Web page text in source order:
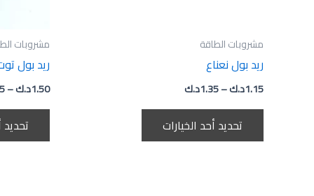
مشروبات الطاقة
ريد بول نعناع
د.ك1.15
– د.ك1.35
تحديد أحد الخيارات
مشروبات
ريد بول
د.ك1.50
–
تحديد